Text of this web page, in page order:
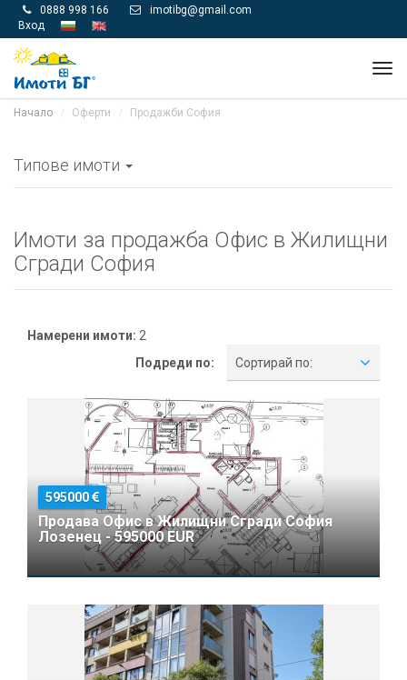
 0888 998 166 
imotibg@gmail.com
Вход
Начало Оферти Продажби София
Типове имоти
Имоти за продажба Офис в Жилищни
Сгради София
Намерени имоти: 2
Подреди по:
Сортирай по:
595000
Продава Офис в Жилищни Сгради София
Лозенец - 595000 EUR